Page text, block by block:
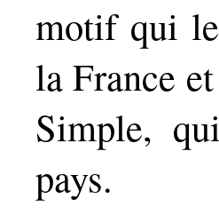
motif qui
la France
Simple,
pays.